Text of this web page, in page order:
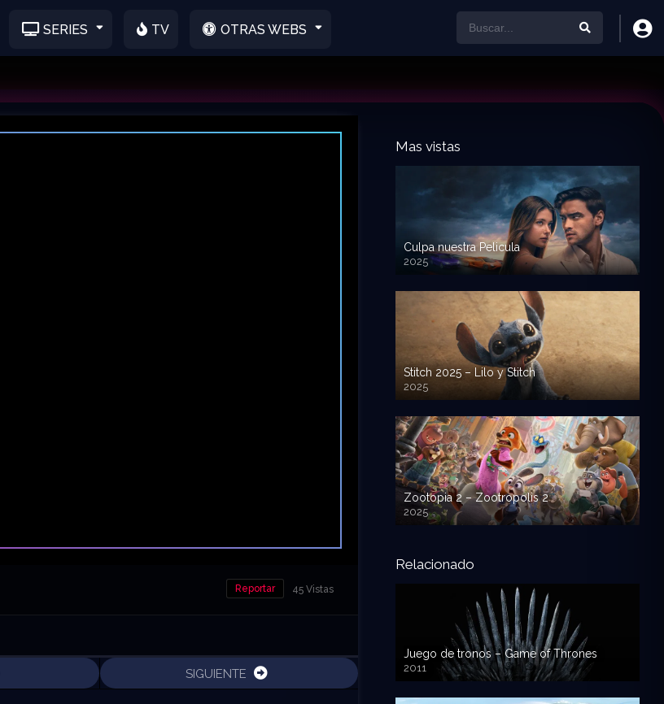
SERIES TV OTRAS WEBS
45 Vistas
Reportar
SIGUIENTE
Mas vistas
Culpa nuestra Pelicula
2025
720p HD
Stitch 2025 – Lilo y Stitch
2025
720p HD
Zootopia 2 – Zootropolis 2
2025
720p HD
Relacionado
Juego de tronos – Game of Thrones
2011